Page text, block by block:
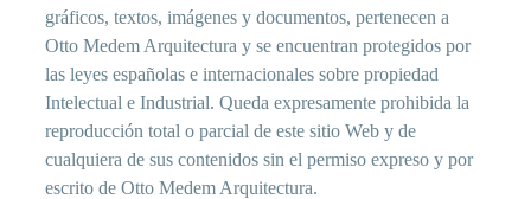
gráficos, textos, imágenes y documentos, pertenecen a
Otto Medem Arquitectura y se encuentran protegidos por
las leyes españolas e internacionales sobre propiedad
Intelectual e Industrial. Queda expresamente prohibida la
reproducción total o parcial de este sitio Web y de
cualquiera de sus contenidos sin el permiso expreso y por
escrito de Otto Medem Arquitectura.